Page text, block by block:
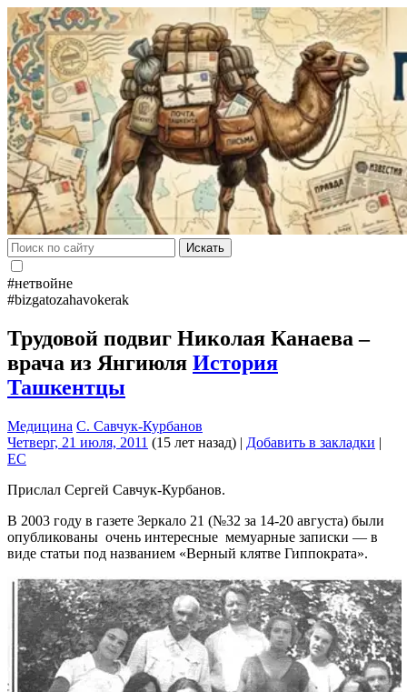
Искать
#нетвойне
#bizgatozahavokerak
Трудовой подвиг Николая Канаева –
врача из Янгиюля История
Ташкентцы
Медицина С. Савчук-Курбанов
Четверг, 21 июля, 2011 (15 лет назад) | Добавить в закладки |
EC
Прислал Сергей Савчук-Курбанов.
В 2003 году в газете Зеркало 21 (№32 за 14-20 августа) были
опубликованы очень интересные мемуарные записки — в
виде статьи под названием «Верный клятве Гиппократа».